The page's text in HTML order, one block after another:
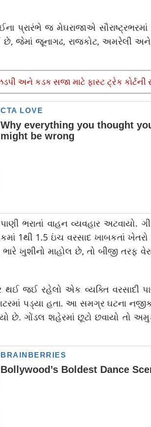
જ મેઘરાજાએ સૌરાષ્ટ્રભરમાં
જેમાં જૂનાગઢ, રાજકોટ, અમરેલી અને
ઝડપી અને કડક સજા માટે ફાસ્ટ ટ્રેક કોર્ટની
ભરાતાં વાહન વ્યવહાર અટવાયો.
1થી 1.5 ઇંચ વરસાદ ખાબકતાં
ખુશીનો માહોલ છે, તો બીજી તરફ
જઈ રહેલો એક વ્યક્તિ વરસાદી
પડ્યા હતા. આ સમગ્ર ઘટના
છે. ગોંડલ શહેરમાં છૂટો છવાયો તો અમુક